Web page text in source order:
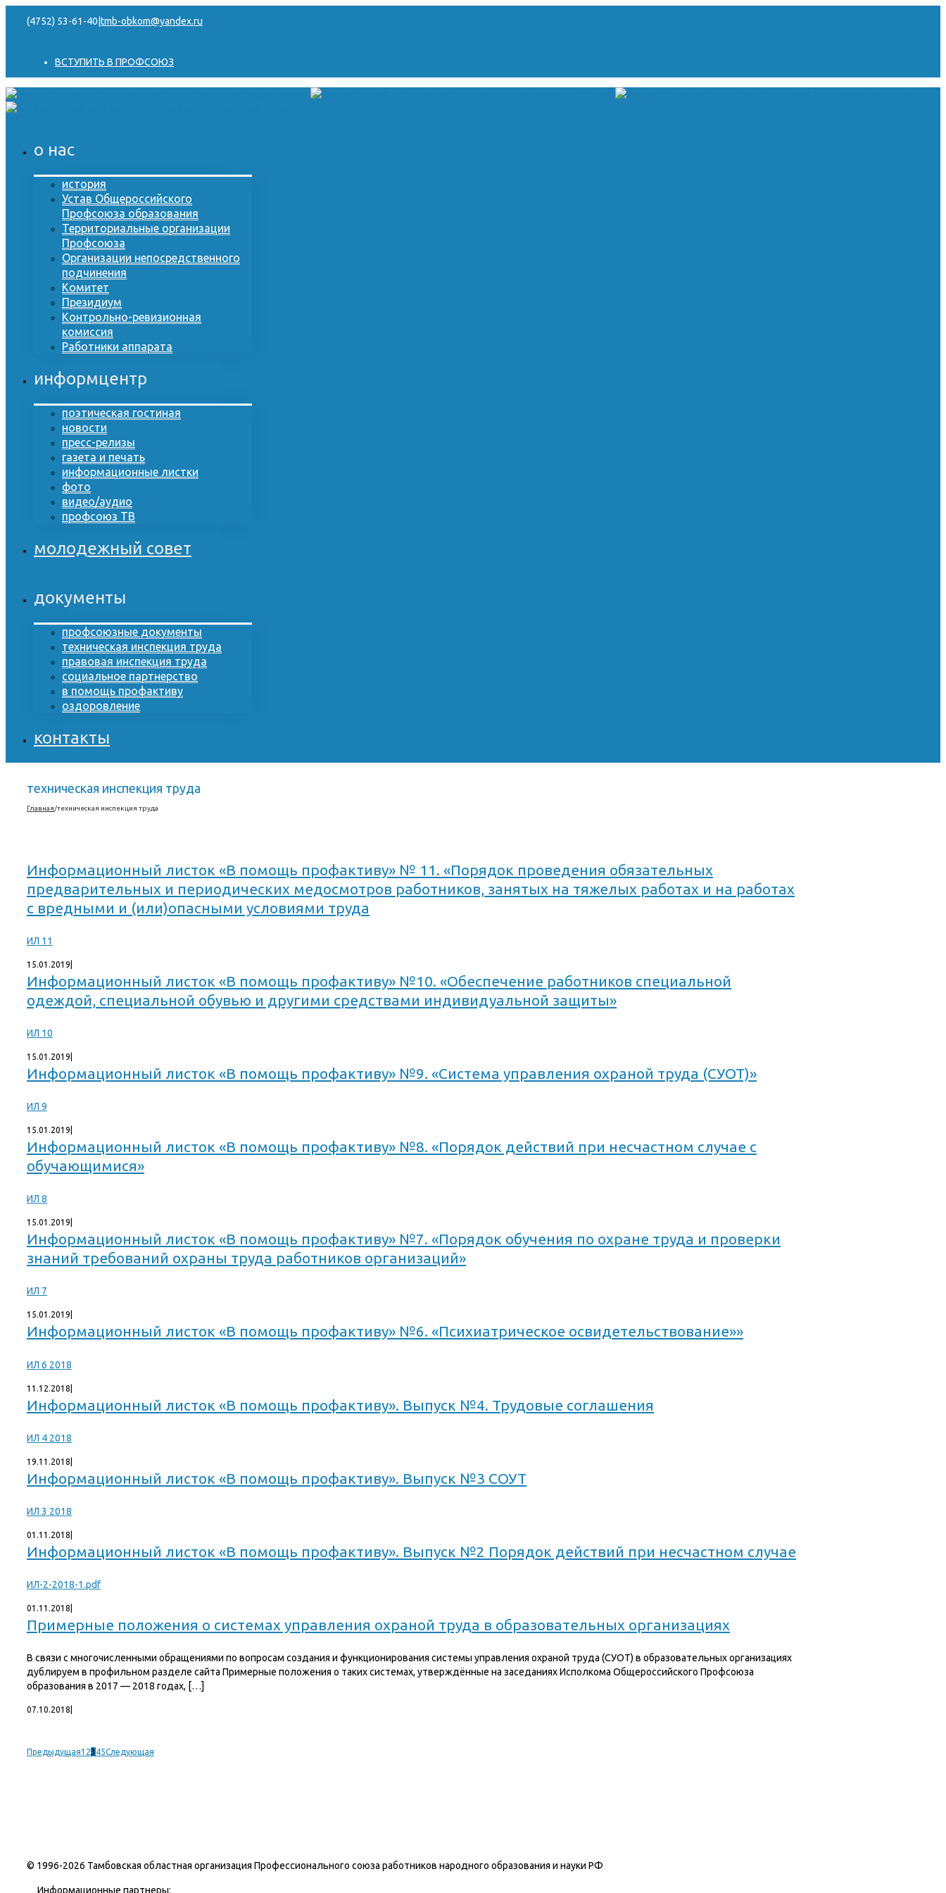
(4752) 53-61-40 tmb-obkom@yandex.ru
ВСТУПИТЬ В ПРОФСОЮЗ
о нас
история
Устав Общероссийского
Профсоюза образования
Территориальные организации
Профсоюза
Организации непосредственного
подчинения
Комитет
Президиум
Контрольно-ревизионная
комиссия
Работники аппарата
информцентр
поэтическая гостиная
новости
пресс-релизы
газета и печать
информационные листки
фото
видео/аудио
профсоюз ТВ
молодежный совет
документы
профсоюзные документы
техническая инспекция труда
правовая инспекция труда
социальное партнерство
в помощь профактиву
оздоровление
контакты
техническая инспекция труда
Главная/техническая инспекция труда
Информационный листок «В помощь профактиву» № 11. «Порядок проведения обязательных
предварительных и периодических медосмотров работников, занятых на тяжелых работах и на работах
с вредными и (или)опасными условиями труда
ИЛ 11
15.01.2019
Информационный листок «В помощь профактиву» №10. «Обеспечение работников специальной
одеждой, специальной обувью и другими средствами индивидуальной защиты»
ИЛ 10
15.01.2019
Информационный листок «В помощь профактиву» №9. «Система управления охраной труда (СУОТ)»
ИЛ 9
15.01.2019
Информационный листок «В помощь профактиву» №8. «Порядок действий при несчастном случае с
обучающимися»
ИЛ 8
15.01.2019
Информационный листок «В помощь профактиву» №7. «Порядок обучения по охране труда и проверки
знаний требований охраны труда работников организаций»
ИЛ 7
15.01.2019
Информационный листок «В помощь профактиву» №6. «Психиатрическое освидетельствование»»
ИЛ 6 2018
11.12.2018
Информационный листок «В помощь профактиву». Выпуск №4. Трудовые соглашения
ИЛ 4 2018
19.11.2018
Информационный листок «В помощь профактиву». Выпуск №3 СОУТ
ИЛ 3 2018
01.11.2018
Информационный листок «В помощь профактиву». Выпуск №2 Порядок действий при несчастном случае
ИЛ-2-2018-1.pdf
01.11.2018
Примерные положения о системах управления охраной труда в образовательных организациях
В связи с многочисленными обращениями по вопросам создания и функционирования системы управления охраной труда (СУОТ) в образовательных организациях
дублируем в профильном разделе сайта Примерные положения о таких системах, утверждённые на заседаниях Исполкома Общероссийского Профсоюза
образования в 2017 — 2018 годах, […]
07.10.2018
Предыдущая1 23 45Следующая
© 1996-2026 Тамбовская областная организация Профессионального союза работников народного образования и науки РФ
Информационные партнеры: